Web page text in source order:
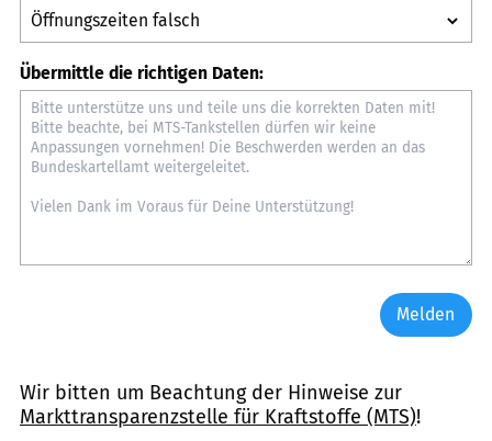
Übermittle die richtigen Daten:
Melden
Wir bitten um Beachtung der Hinweise zur
Markttransparenzstelle für Kraftstoffe (MTS)!